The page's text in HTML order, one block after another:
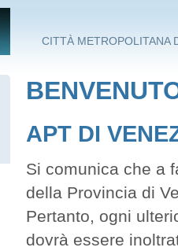
CITTÀ METROPOLITANA
APT DI
Si comunica che a
della Provincia di
Pertanto, ogni
dovrà essere